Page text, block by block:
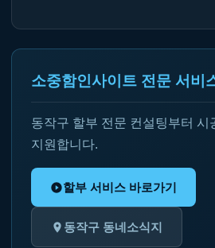
소중함인사이트 전문 서비
동작구 할부 전문 컨설팅부터 시
지원합니다.
할부 서비스 바로가기
동작구 동네소식지